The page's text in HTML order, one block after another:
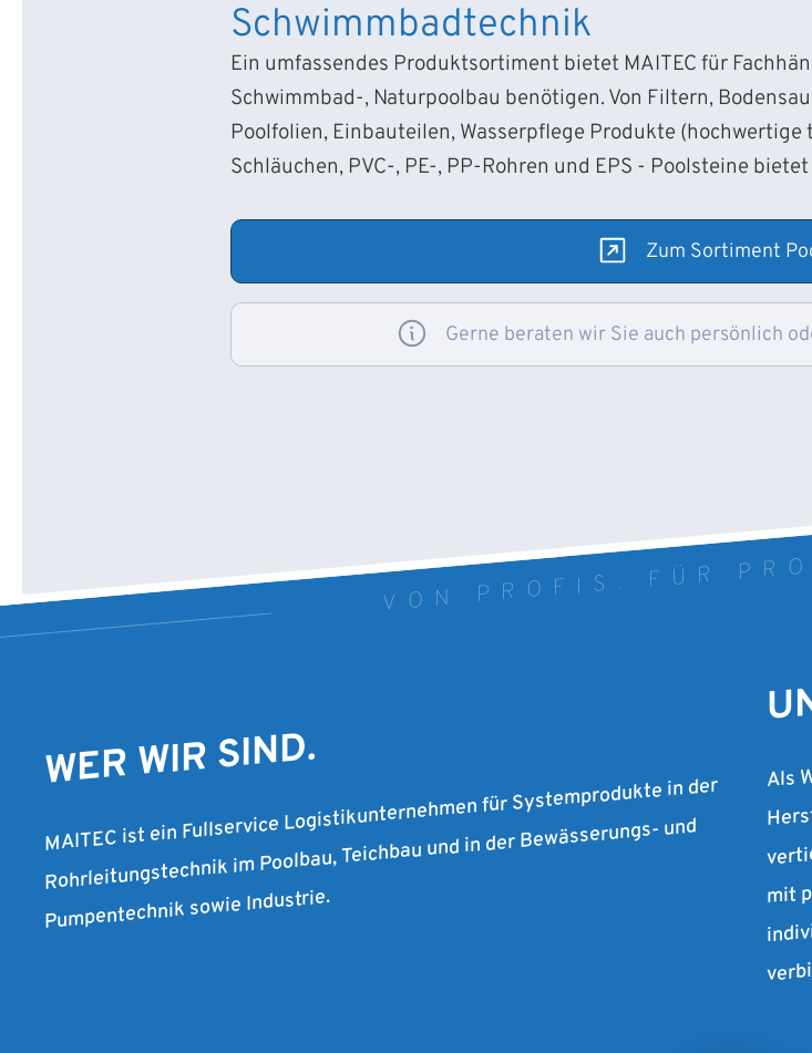
Schwimmbadtechnik
Ein umfassendes Produktsortiment bietet MAITEC für
Schwimmbad-, Naturpoolbau benötigen. Von Filtern,
Poolfolien, Einbauteilen, Wasserpflege Produkte
Schläuchen, PVC-, PE-, PP-Rohren und EPS - Poolsteine
Zum Sortiment
Gerne beraten wir Sie auch persönlich
VON PROFIS. FÜR
WER WIR SIND.
MAITEC ist ein Fullservice Logistikunternehmen für Systemprodukte in der
Rohrleitungstechnik im Poolbau, Teichbau und in der Bewässerungs- und
Pumpentechnik sowie Industrie. mit